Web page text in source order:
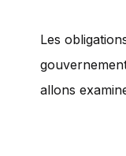
Les
allons